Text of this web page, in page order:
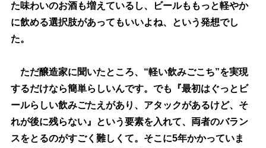
た味わいのお酒も増えているし、ビールももっと軽やか
に飲める選択肢があってもいいよね、という発想でし
た。
ただ醸造家に聞いたところ、“軽い飲みごこち”を実現
するだけなら簡単らしいんです。でも『最初はぐっとビ
ールらしい飲みごたえがあり、アタックがあるけど、そ
れが後に残らない』という要素を入れて、両者のバラン
スをとるのがすごく難しくて。そこに5年かかっていま